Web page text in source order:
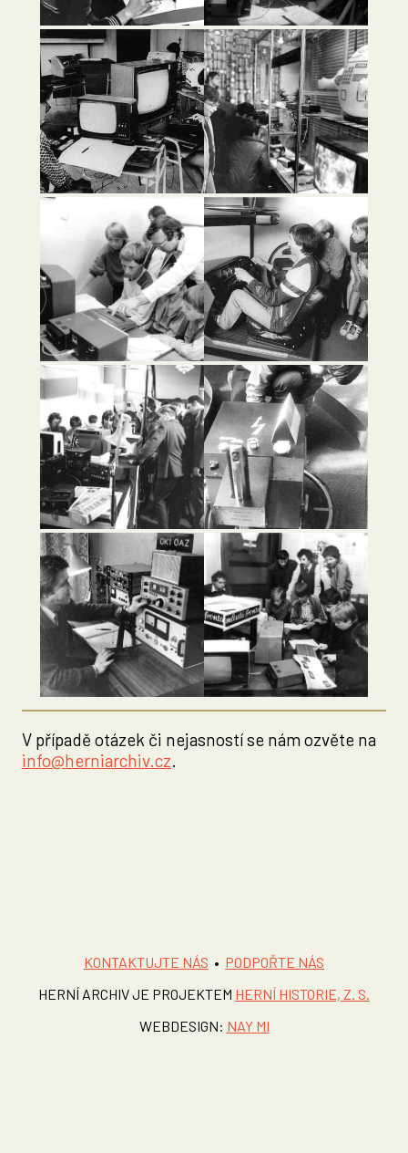
V případě otázek či nejasností se nám ozvěte na
info@herniarchiv.cz.
KONTAKTUJTE NÁS • PODPOŘTE NÁS
HERNÍ ARCHIV JE PROJEKTEM HERNÍ HISTORIE, Z. S.
WEBDESIGN: NAY MI